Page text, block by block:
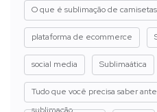
O que é sublimação de
plataforma de ecommerce
social media Sublimaática
Tudo que você precisa saber